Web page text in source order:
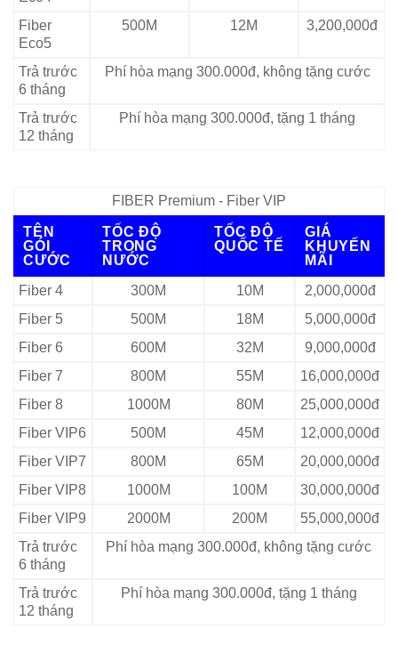
Fiber
Eco5
500M 12M 3,200,000đ
Trả trước
6 tháng
Phí hòa mạng 300.000đ, không tặng cước
Trả trước
12 tháng
Phí hòa mạng 300.000đ, tặng 1 tháng
FIBER Premium - Fiber VIP
TÊN
GÓI
CƯỚC
TỐC ĐỘ
TRONG
NƯỚC
TỐC ĐỘ
QUỐC TẾ
GIÁ
KHUYẾN
MÃI
Fiber 4
300M 10M
2,000,000đ
Fiber 5
500M 18M
5,000,000đ
Fiber 6
600M 32M
9,000,000đ
Fiber 7
800M 55M
16,000,000đ
Fiber 8
1000M 80M
25,000,000đ
Fiber VIP6
500M 45M
12,000,000đ
Fiber VIP7
800M 65M
20,000,000đ
Fiber VIP8
1000M 100M
30,000,000đ
Fiber VIP9
2000M 200M
55,000,000đ
Trả trước
6 tháng
Phí hòa mạng 300.000đ, không tặng cước
Trả trước
12 tháng
Phí hòa mạng 300.000đ, tặng 1 tháng